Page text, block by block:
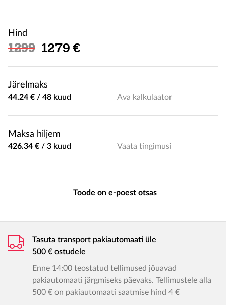
Hind
1299 Soodushind
1279 €
Järelmaks
44.24 € / 48 kuud Ava kalkulaator
Maksa hiljem
426.34 € / 3 kuud Vaata tingimusi
Toode on e-poest otsas
Tasuta transport pakiautomaati üle
500 € ostudele
Enne 14:00 teostatud tellimused jõuavad
pakiautomaati järgmiseks päevaks. Tellimustele alla
500 € on pakiautomaati saatmise hind 4 €